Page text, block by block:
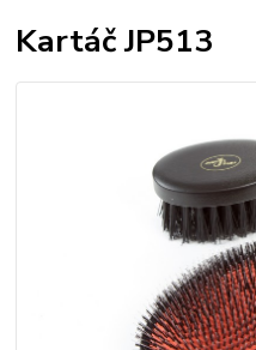
Kartáč JP513